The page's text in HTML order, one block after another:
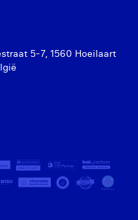
5-7, 1560 Hoeilaart